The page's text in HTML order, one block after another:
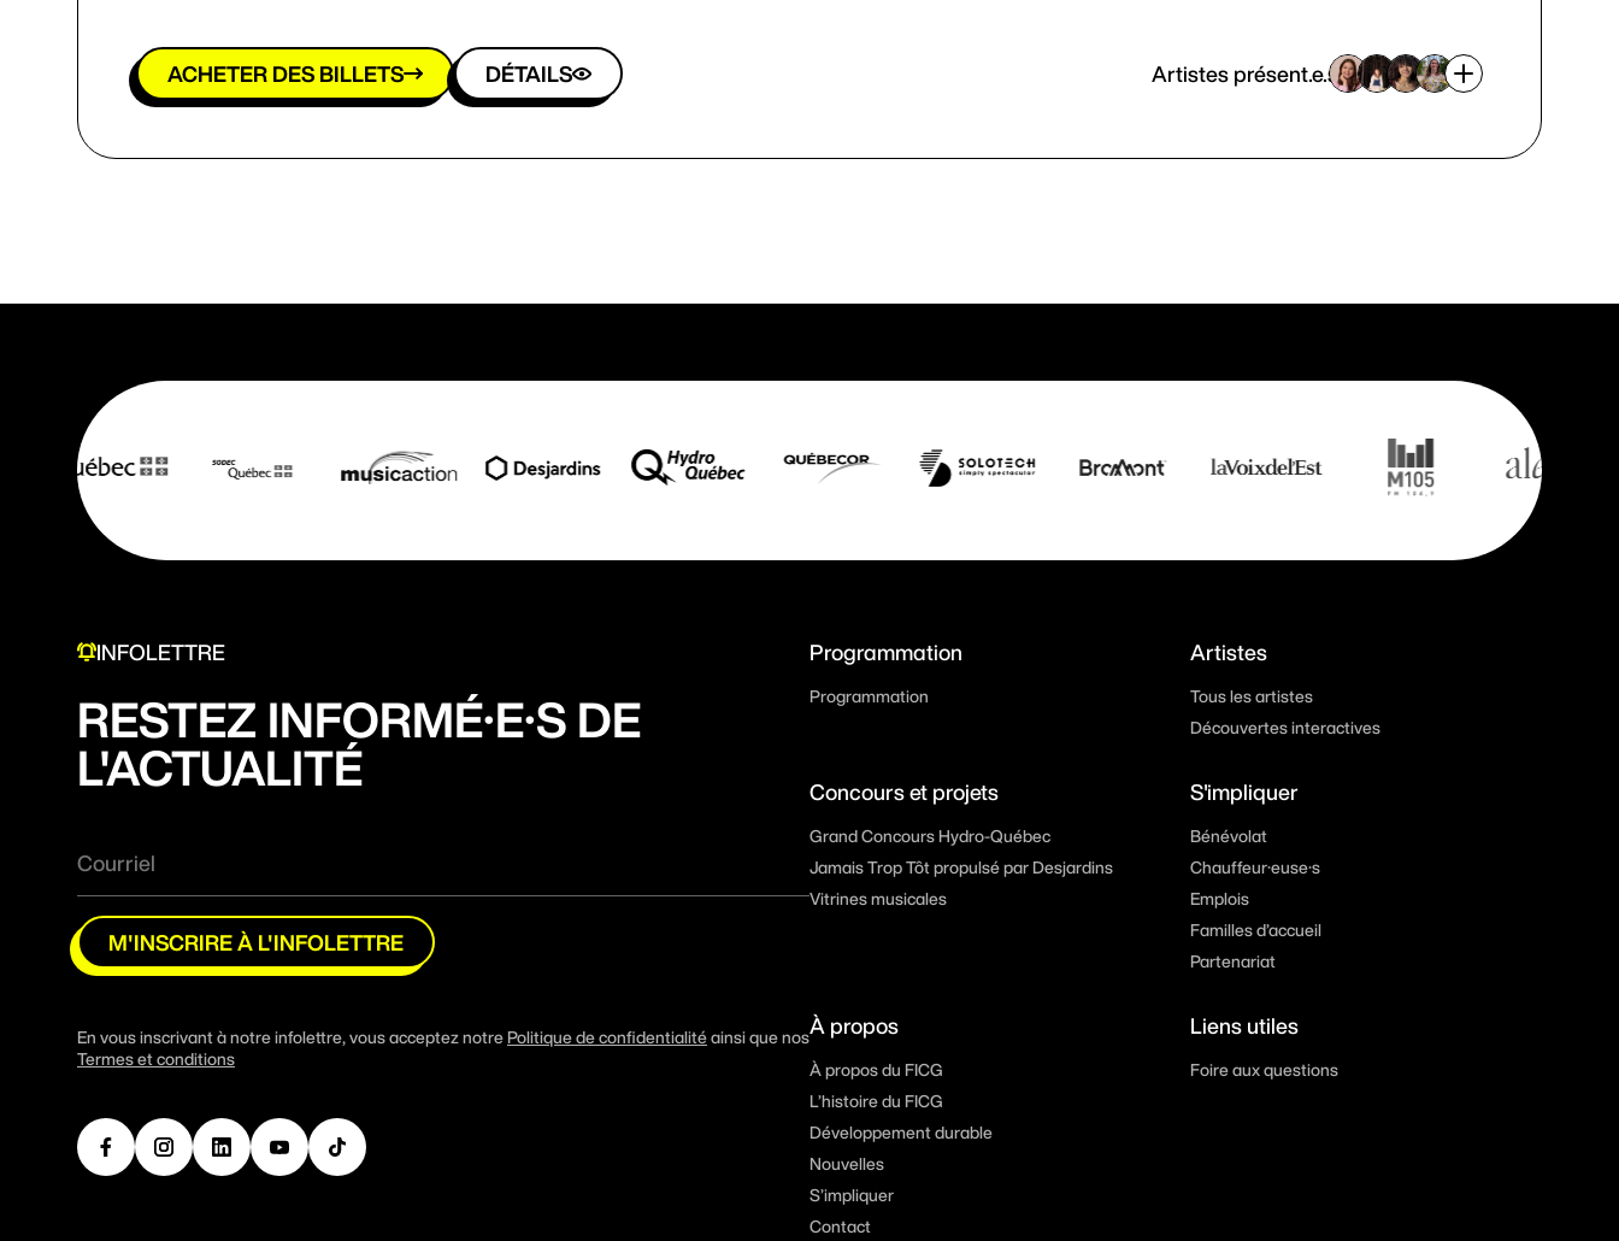
ACHETER DES BILLETS DÉTAILS Artistes présent.e.s
INFOLETTRE
RESTEZ INFORMÉ·E·S DE
L'ACTUALITÉ
M'INSCRIRE À L'INFOLETTRE
En vous inscrivant à notre infolettre, vous acceptez notre Politique de confidentialité ainsi que nos
Termes et conditions
Programmation
Programmation
Artistes
Tous les artistes
Découvertes interactives
Concours et projets
Grand Concours Hydro-Québec
Jamais Trop Tôt propulsé par Desjardins
Vitrines musicales
S'impliquer
Bénévolat
Chauffeur·euse·s
Emplois
Familles d’accueil
Partenariat
À propos
À propos du FICG
L’histoire du FICG
Développement durable
Nouvelles
S’impliquer
Contact
Liens utiles
Foire aux questions